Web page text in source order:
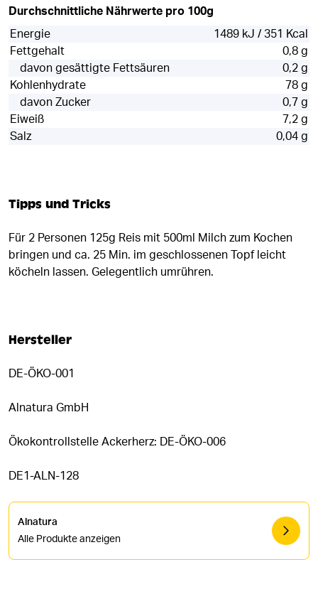
Durchschnittliche Nährwerte pro 100g
Energie
1489 kJ / 351 Kcal
Fettgehalt
0,8 g
davon gesättigte Fettsäuren
0,2 g
Kohlenhydrate
78 g
davon Zucker
0,7 g
Eiweiß
7,2 g
Salz
0,04 g
Tipps und Tricks
Für 2 Personen 125g Reis mit 500ml Milch zum Kochen
bringen und ca. 25 Min. im geschlossenen Topf leicht
köcheln lassen. Gelegentlich umrühren.
Hersteller
DE-ÖKO-001
Alnatura GmbH
Ökokontrollstelle Ackerherz: DE-ÖKO-006
DE1-ALN-128
Alnatura
Alle Produkte anzeigen